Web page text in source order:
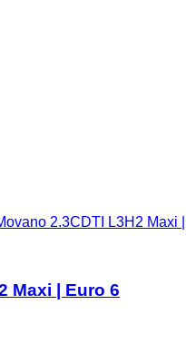
2.3CDTI L3H2 Maxi |
Maxi | Euro 6